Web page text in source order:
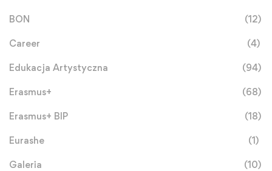
BON (12)
Career (4)
Edukacja Artystyczna (94)
Erasmus+ (68)
Erasmus+ BIP (18)
Eurashe (1)
Galeria (10)